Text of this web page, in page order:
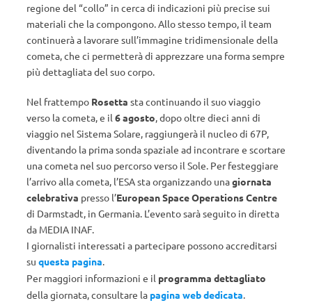
regione del “collo” in cerca di indicazioni più precise sui
materiali che la compongono. Allo stesso tempo, il team
continuerà a lavorare sull’immagine tridimensionale della
cometa, che ci permetterà di apprezzare una forma sempre
più dettagliata del suo corpo.
Nel frattempo Rosetta sta continuando il suo viaggio
verso la cometa, e il 6 agosto , dopo oltre dieci anni di
viaggio nel Sistema Solare, raggiungerà il nucleo di 67P,
diventando la prima sonda spaziale ad incontrare e scortare
una cometa nel suo percorso verso il Sole. Per festeggiare
l’arrivo alla cometa, l’ESA sta organizzando unagiornata
celebrativa presso l’European Space Operations Centre
di Darmstadt, in Germania. L’evento sarà seguito in diretta
da MEDIA INAF.
I giornalisti interessati a partecipare possono accreditarsi
su questa pagina
Per maggiori informazioni e il programma dettagliato
della giornata, consultare la pagina web dedicata